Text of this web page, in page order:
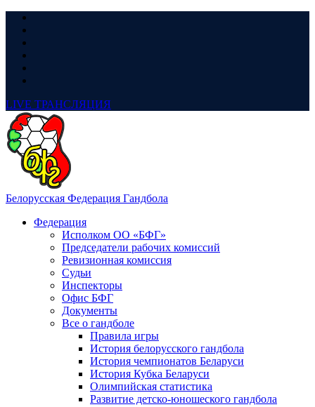
LIVE ТРАНСЛЯЦИЯ
Белорусская Федерация Гандбола
Федерация
Исполком ОО «БФГ»
Председатели рабочих комиссий
Ревизионная комиссия
Судьи
Инспекторы
Офис БФГ
Документы
Все о гандболе
Правила игры
История белорусского гандбола
История чемпионатов Беларуси
История Кубка Беларуси
Олимпийская статистика
Развитие детско-юношеского гандбола